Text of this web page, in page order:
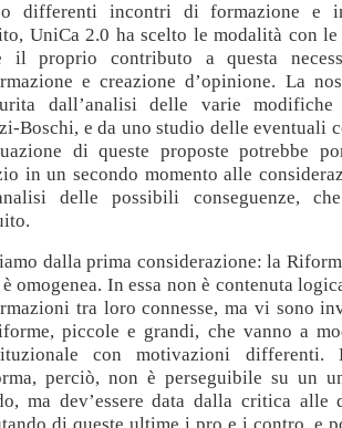
differenti incontri di formazione e
UniCa 2.0 ha scelto le modalità con
il proprio contributo a questa
e creazione d’opinione. La
dall’analisi delle varie modifiche
Boschi, e da uno studio delle eventuali
di queste proposte potrebbe
in un secondo momento alle
delle possibili conseguenze,
dalla prima considerazione: la
omogenea. In essa non è contenuta
tra loro connesse, ma vi sono
piccole e grandi, che vanno a
con motivazioni
perciò, non è perseguibile su un
ma dev’essere data dalla critica alle